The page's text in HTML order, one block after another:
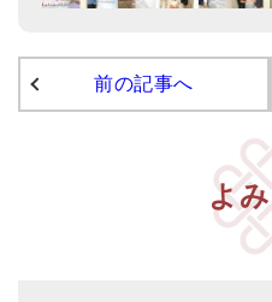
マンダラ彫（黒・渋金）
人気の3点セット
お得なアマナマナ・セット
特大シンギングボウル・特殊
スティック・マレット・リング
前の記事へ
よ